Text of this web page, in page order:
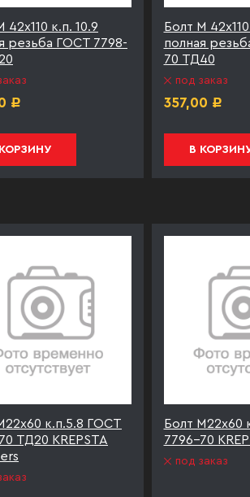
42х110 к.п. 10.9
резьба ГОСТ 7798-
Р
Болт М
полная
70 ТД40
под заказ
357,00 Р
В
к.п.5.8 ГОСТ
ТД20 KREPSTA
Болт М22х60
7796-70
под заказ